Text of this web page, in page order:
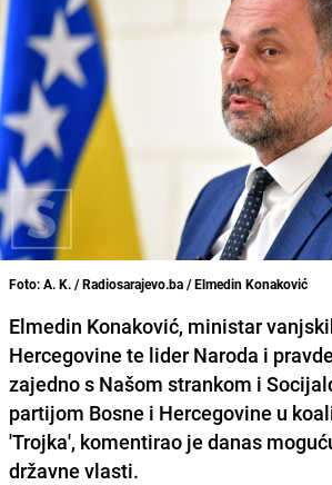
Foto: A. K. / Radiosarajevo.ba / Elmedin Konaković
Elmedin Konaković, ministar
Hercegovine te lider Naroda i
zajedno s Našom strankom i
partijom Bosne i Hercegovine u
'Trojka', komentirao je danas
državne vlasti.